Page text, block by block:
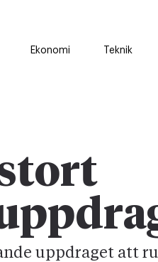
Ekonomi Teknik
uppdraget att